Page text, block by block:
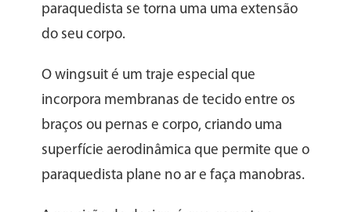
paraquedista se torna uma uma extensão
do seu corpo.
O wingsuit é um traje especial que
incorpora membranas de tecido entre os
braços ou pernas e corpo, criando uma
superfície aerodinâmica que permite que o
paraquedista plane no ar e faça manobras.